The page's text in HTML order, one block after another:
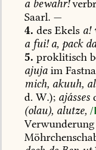
abewahr!
Saarl. —
4. des Ekels a!
afui!a, pack
5. proklitisch
ajujaim
mich, akuuh,
d. W.); ajásses
(olau), alutze, /
Verwunderung